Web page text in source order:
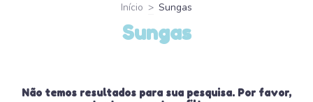
Início > Sungas
Sungas
Não temos resultados para sua pesquisa. Por favor,